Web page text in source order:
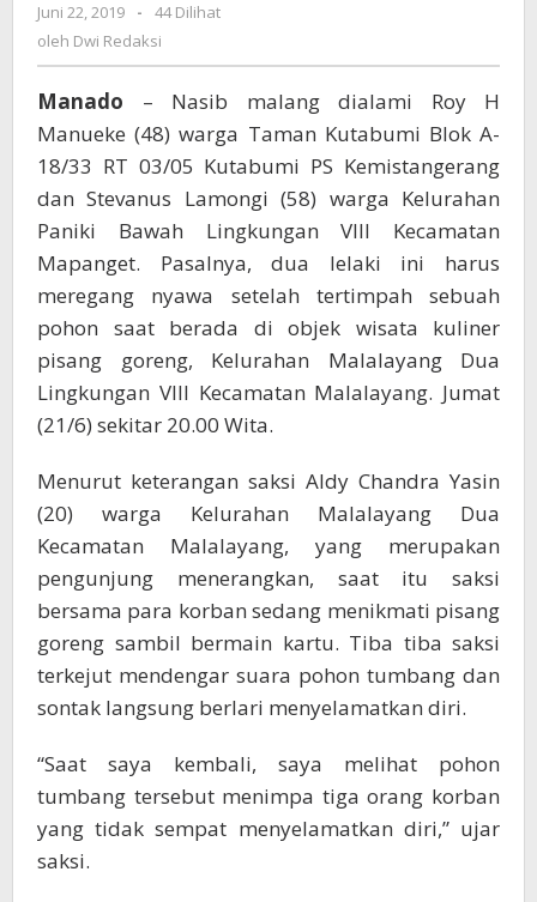
Tumbang
Juni 22, 2019
oleh
Dwi
-
44 Dilihat
oleh Dwi Redaksi
Manado – Nasib malang dialami Roy H
Manueke (48) warga Taman Kutabumi Blok A-
18/33 RT 03/05 Kutabumi PS Kemistangerang
dan Stevanus Lamongi (58) warga Kelurahan
Paniki Bawah Lingkungan VIII Kecamatan
Mapanget. Pasalnya, dua lelaki ini harus
meregang nyawa setelah tertimpah sebuah
pohon saat berada di objek wisata kuliner
pisang goreng, Kelurahan Malalayang Dua
Lingkungan VIII Kecamatan Malalayang. Jumat
(21/6) sekitar 20.00 Wita.
Menurut keterangan saksi Aldy Chandra Yasin
(20) warga Kelurahan Malalayang Dua
Kecamatan Malalayang, yang merupakan
pengunjung menerangkan, saat itu saksi
bersama para korban sedang menikmati pisang
goreng sambil bermain kartu. Tiba tiba saksi
terkejut mendengar suara pohon tumbang dan
sontak langsung berlari menyelamatkan diri.
“Saat saya kembali, saya melihat pohon
tumbang tersebut menimpa tiga orang korban
yang tidak sempat menyelamatkan diri,” ujar
saksi.